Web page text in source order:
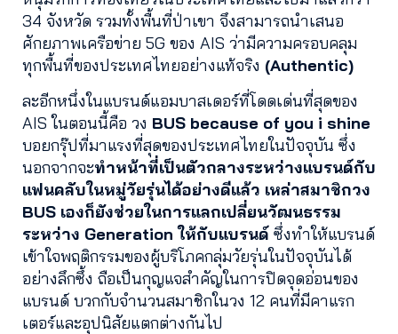
34 จังหวัด รวมทั้งพื้นที่ป่าเขา จึงสามารถนำเสนอ
ศักยภาพเครือข่าย 5G ของ AIS ว่ามีความครอบคลุม
ทุกพื้นที่ของประเทศไทยอย่างแท้จริง (Authentic)
ละอีกหนึ่งในแบรนด์แอมบาสเดอร์ที่โดดเด่นที่สุดของ
AIS ในตอนนี้คือ วง BUS because of you i shine
บอยกรุ๊ปที่มาแรงที่สุดของประเทศไทยในปัจจุบัน ซึ่ง
นอกจากจะทำหน้าที่เป็นตัวกลางระหว่างแบรนด์กับ
แฟนคลับในหมู่วัยรุ่นได้อย่างดีแล้ว เหล่าสมาชิกวง
BUS เองก็ยังช่วยในการแลกเปลี่ยนวัฒนธรรม
ระหว่าง Generation ให้กับแบรนด์ ซึ่งทำให้แบรนด์
เข้าใจพฤติกรรมของผู้บริโภคกลุ่มวัยรุ่นในปัจจุบันได้
อย่างลึกซึ้ง ถือเป็นกุญแจสำคัญในการปิดจุดอ่อนของ
แบรนด์ บวกกับจำนวนสมาชิกในวง 12 คนที่มีคาแรก
เตอร์และอุปนิสัยแตกต่างกันไป